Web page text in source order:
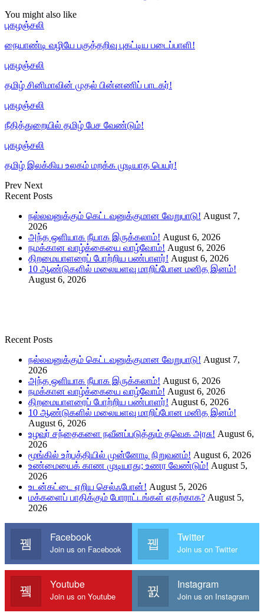
You might also like
புகழஞ்சலி
நையாண்டி வழியே பகுத்தறிவு புகட்டிய படைப்பாளி!
புகழஞ்சலி
தமிழ் சினிமாவின் முதல் பின்னணிப் பாடகர்!
புகழஞ்சலி
நீதித்துறையில் தமிழ் பேச வேண்டும்!
புகழஞ்சலி
தமிழ் இலக்கிய உலகம் மறக்க முடியாத பெயர்!
Prev Next
Recent Posts
நல்லவனுக்கும் கெட்டவனுக்குமான வேறுபாடு! August 7,
2026
அந்த ஒளியாக நீயாக இருக்கலாம்! August 6, 2026
நமக்கான வாழ்க்கையை வாழ்வோம்! August 6, 2026
திறமையாளரைப் போற்றிய பண்பாளர்! August 6, 2026
10 ஆண்டுகளில் மலையளவு மாறிப்போன மனித இனம்!
August 6, 2026
Recent Posts
நல்லவனுக்கும் கெட்டவனுக்குமான வேறுபாடு! August 7,
2026
அந்த ஒளியாக நீயாக இருக்கலாம்! August 6, 2026
நமக்கான வாழ்க்கையை வாழ்வோம்! August 6, 2026
திறமையாளரைப் போற்றிய பண்பாளர்! August 6, 2026
10 ஆண்டுகளில் மலையளவு மாறிப்போன மனித இனம்!
August 6, 2026
உழவர் சந்தைகளை நவீனப்படுத்தும் தவெக அரசு! August 6,
2026
மூங்கில் உற்பத்தியில் முன்னோடி நிறுவனம்! August 6, 2026
உண்மையைக் காண முடியாது; உணர வேண்டும்! August 5,
2026
உடன்கட்டை ஏறிய செல்ஃபோன்! August 5, 2026
மக்களைப் பாதிக்கும் போராட்டங்கள் எதற்காக? August 5,
2026
Facebook
Join us on Facebook
Twitter
Join us on Twitter
Youtube
Join us on Youtube
Instagram
Join us on Instagram